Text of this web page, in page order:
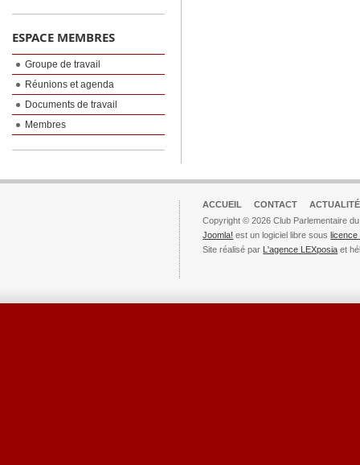
ESPACE MEMBRES
Groupe de travail
Réunions et agenda
Documents de travail
Membres
ACCUEIL CONTACT
Copyright © 2026 Club Parlementaire
Joomla! est un logiciel libre souslicence
Site réalisé par L'agence LEXposia et